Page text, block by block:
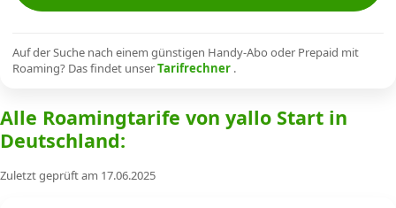
Alle Mobile-Vergleiche
Internet, TV, Telefon
Kombi-Angebote
Auf der Suche nach einem günstigen Handy-Abo oder Prepaid mit
Roaming? Das findet unserTarifrechner .
Alle Roamingtarife von yallo Start in
Deutschland:
Zuletzt geprüft am 17.06.2025